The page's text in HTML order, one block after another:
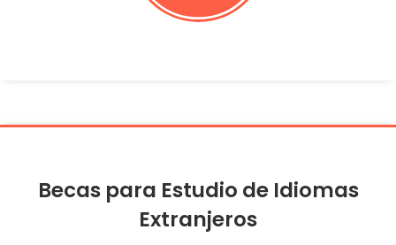
Becas para Estudio de Idiomas
Extranjeros